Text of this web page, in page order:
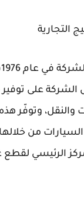
التجارية
على توفير
والنقل، وتوفّر
من خلالها،
الرئيسي لقطع